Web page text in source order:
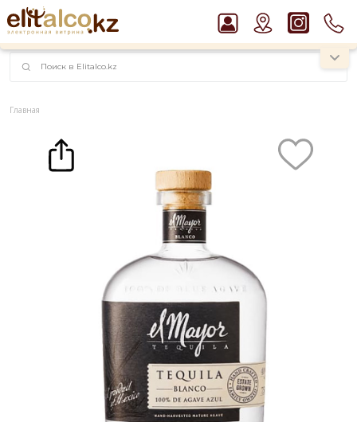
наименований!
instagram.com/rojo.kz
Рекомендуем
Ром Captain Morgan White 37,5%
Пиво Guinness Draught 4,2% Can
Джин Gordon`s London Dry Gin 37,5%
Виски Talisker 10 YO Malt 45,8% in Box
Водка Smirnoff Red Vodka 37,5%
Главная